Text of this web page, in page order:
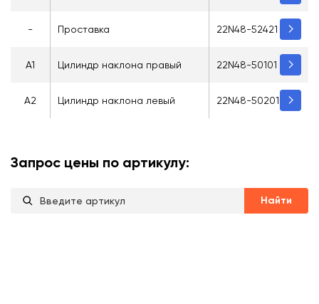
- Проставка 22N48-52421
A1 Цилиндр наклона правый 22N48-50101
A2 Цилиндр наклона левый 22N48-50201
Запрос цены по артикулу:
Найти